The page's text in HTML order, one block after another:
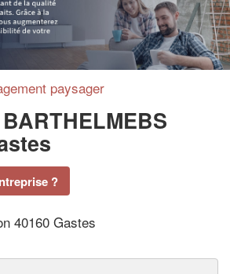
paysager
?
40160 Gastes